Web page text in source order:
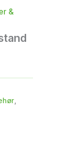
&
,